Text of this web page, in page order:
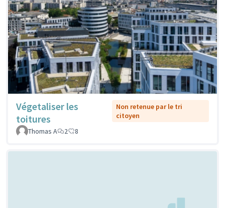
Végetaliser les
toitures
Non retenue par le tri
citoyen
Thomas A
2 8